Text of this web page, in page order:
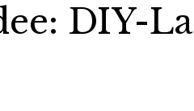
DIY-